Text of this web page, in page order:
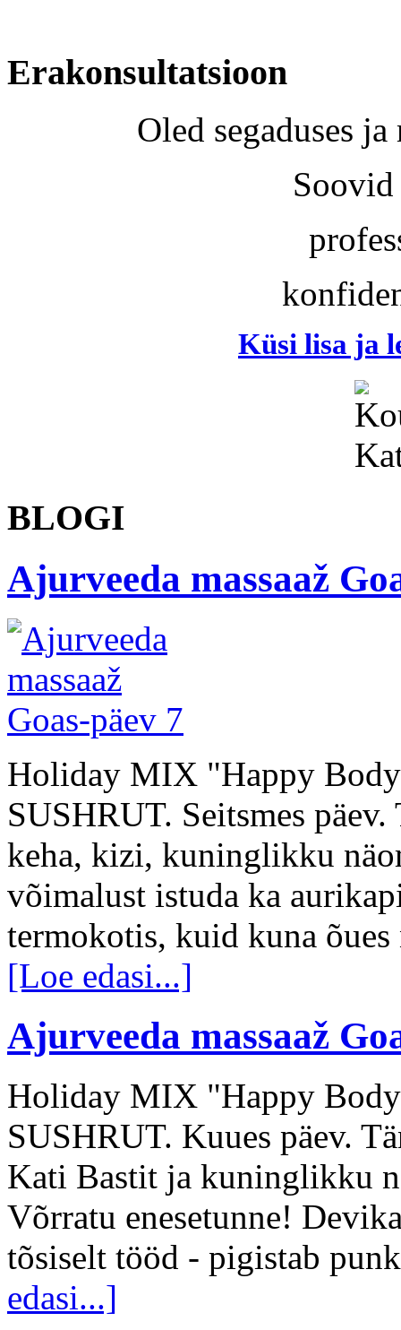
Erakonsultatsioon
Oled segaduses
Soovid
Küsi lisa ja
BLOGI
Ajurveeda massaaž
Holiday MIX "Happy
SUSHRUT. Seitsmes
keha, kizi, kuninglikku
võimalust istuda ka
termokotis, kuid kuna
[Loe edasi...]
Ajurveeda massaaž
Holiday MIX "Happy
SUSHRUT. Kuues päev.
Kati Bastit ja kuninglikku
Võrratu enesetunne!
tõsiselt tööd - pigistab
edasi...]